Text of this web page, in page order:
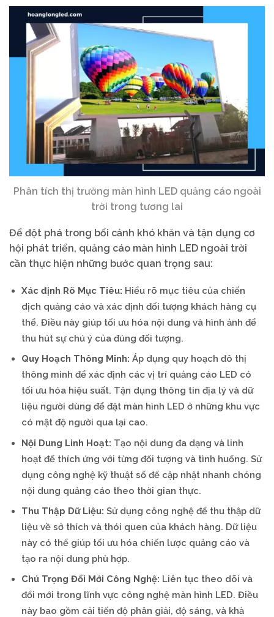
Phân tích thị trường màn hình LED quảng cáo ngoài
trời trong tương lai
Để đột phá trong bối cảnh khó khăn và tận dụng cơ
hội phát triển, quảng cáo màn hình LED ngoài trời
cần thực hiện những bước quan trọng sau:
Xác định Rõ Mục Tiêu: Hiểu rõ mục tiêu của chiến
dịch quảng cáo và xác định đối tượng khách hàng cụ
thể. Điều này giúp tối ưu hóa nội dung và hình ảnh để
thu hút sự chú ý của đúng đối tượng.
Quy Hoạch Thông Minh: Áp dụng quy hoạch đô thị
thông minh để xác định các vị trí quảng cáo LED có
tối ưu hóa hiệu suất. Tận dụng thông tin địa lý và dữ
liệu người dùng để đặt màn hình LED ở những khu vực
có mật độ người qua lại cao.
Nội Dung Linh Hoạt: Tạo nội dung đa dạng và linh
hoạt để thích ứng với từng đối tượng và tình huống. Sử
dụng công nghệ kỹ thuật số để cập nhật nhanh chóng
nội dung quảng cáo theo thời gian thực.
Thu Thập Dữ Liệu: Sử dụng công nghệ để thu thập dữ
liệu về sở thích và thói quen của khách hàng. Dữ liệu
này có thể giúp tối ưu hóa chiến lược quảng cáo và
tạo ra nội dung phù hợp.
Chú Trọng Đổi Mới Công Nghệ: Liên tục theo dõi và
đổi mới trong lĩnh vực công nghệ màn hình LED. Điều
này bao gồm cải tiến độ phân giải, độ sáng, và khả